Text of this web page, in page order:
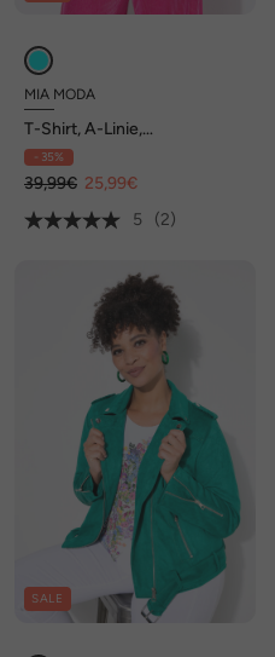
MIA MODA
T-Shirt, A-Linie,
Blütenmuster
- 35%
39,99€ 25,99€
5
(2)
SALE